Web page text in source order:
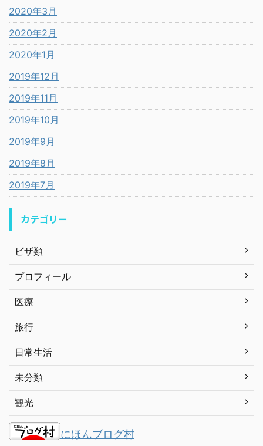
2020年3月
2020年2月
2020年1月
2019年12月
2019年11月
2019年10月
2019年9月
2019年8月
2019年7月
カテゴリー
ビザ類
プロフィール
医療
旅行
日常生活
未分類
観光
にほんブログ村